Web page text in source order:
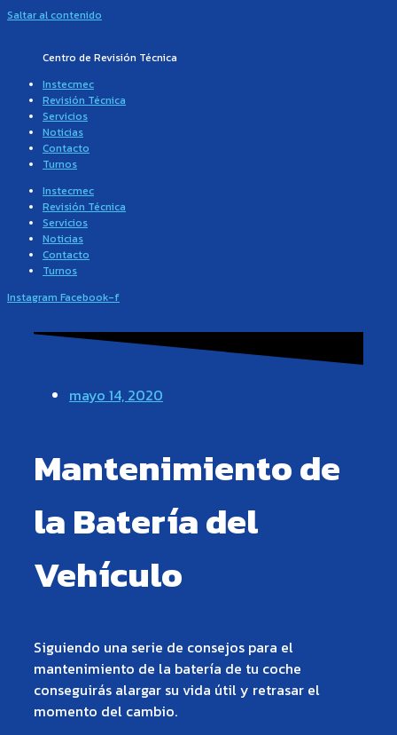
Saltar al contenido
Centro de Revisión Técnica
Instecmec
Revisión Técnica
Servicios
Noticias
Contacto
Turnos
Instecmec
Revisión Técnica
Servicios
Noticias
Contacto
Turnos
Instagram Facebook-f
mayo 14, 2020
Mantenimiento de
la Batería del
Vehículo
Siguiendo una serie de consejos para el
mantenimiento de la batería de tu coche
conseguirás alargar su vida útil y retrasar el
momento del cambio.